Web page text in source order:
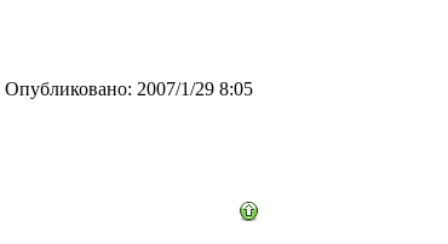
Опубликовано: 2007/1/29 8:05